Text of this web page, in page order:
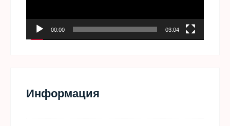
00:00 03:04
Информация